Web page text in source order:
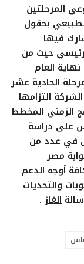
المرحلتين
بحقول
فيها
حيث من
العام
الحادية عشر
وقد أكدت الشركة التزامها
الزمني المخطط
على دراسة
في عدد من
مصر
أوجه الدعم
والتحديات
الغاز .